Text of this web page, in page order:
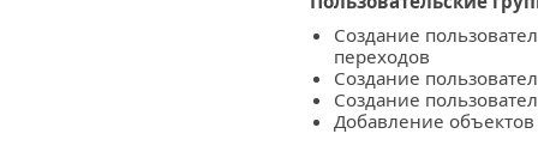
Создание
переходов
Создание
Создание
Добавление объектов